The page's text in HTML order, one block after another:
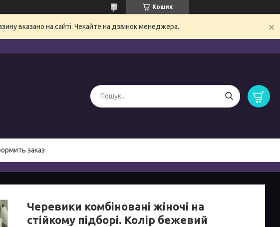
Кошик
вказано на сайті. Чекайте на дзвінок менеджера.
заказ
Черевики комбіновані жіночі на
стійкому підборі. Колір бежевий